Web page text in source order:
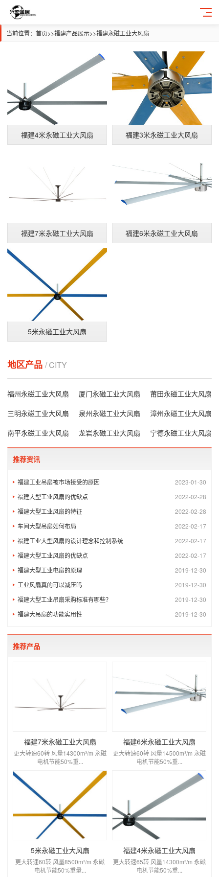
当前位置： 首页>>福建产品展示>>福建永磁工业大风扇
福建4米永磁工业大风扇 福建3米永磁工业大风扇
福建7米永磁工业大风扇 福建6米永磁工业大风扇
5米永磁工业大风扇
地区产品 / CITY
福州永磁工业大风扇 厦门永磁工业大风扇
莆田永磁工业大风扇
三明永磁工业大风扇
泉州永磁工业大风扇
漳州永磁工业大风扇
南平永磁工业大风扇
龙岩永磁工业大风扇 宁德永磁工业大风扇
推荐资讯
2023-01-30
福建工业吊扇被市场接受的原因
2022-02-28
福建大型工业风扇的优缺点
2022-02-28
福建大型工业风扇的特征
2022-02-17
车间大型吊扇如何布局
2022-02-17
福建工业大型风扇的设计理念和控制系统
2022-02-17
福建大型工业风扇的优缺点
2019-12-30
福建大型工业电扇的原理
2019-12-30
工业风扇真的可以减压吗
2019-12-30
福建大型工业吊扇采购标准有哪些？
2019-12-30
福建大吊扇的功能实用性
推荐产品
福建7米永磁工业大风扇
更大转速60转 风量14300m³/m 永磁
电机节能50%重...
福建6米永磁工业大风扇
更大转速60转 风量14500m³/m 永磁
电机节能50%重...
5米永磁工业大风扇
更大转速60转 风量8500m³/m 永磁
电机节能50%重量...
福建4米永磁工业大风扇
更大转速65转 风量14300m³/m 永磁
电机节能50%重...